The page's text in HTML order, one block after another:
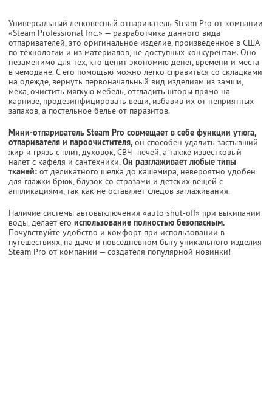
Универсальный легковесный отпариватель Steam Pro от компании
«Steam Professional Inc.» — разработчика данного вида
отпаривателей, это оригинальное изделие, произведенное в США
по технологии и из материалов, не доступных конкурентам. Оно
незаменимо для тех, кто ценит экономию денег, времени и места
в чемодане. С его помощью можно легко справиться со складками
на одежде, вернуть первоначальный вид изделиям из замши,
меха, очистить мягкую мебель, отгладить шторы прямо на
карнизе, продезинфицировать вещи, избавив их от неприятных
запахов, а постельное белье от паразитов.
Мини-отпариватель Steam Pro совмещает в себе функции утюга,
отпаривателя и пароочистителя, он способен удалить застывший
жир и грязь с плит, духовок, СВЧ–печей, а также известковый
налет с кафеля и сантехники.Он разглаживает любые типы
тканей: от деликатного шелка до кашемира, невероятно удобен
для глажки брюк, блузок со стразами и детских вещей с
аппликациями, так как не оставляет следов заглаживания.
Наличие системы автовыключения «auto shut-off» при выкипании
воды, делает его использование полностью безопасным.
Почувствуйте удобство и комфорт при использовании в
путешествиях, на даче и повседневном быту уникального изделия
Steam Pro от компании — создателя популярной новинки!